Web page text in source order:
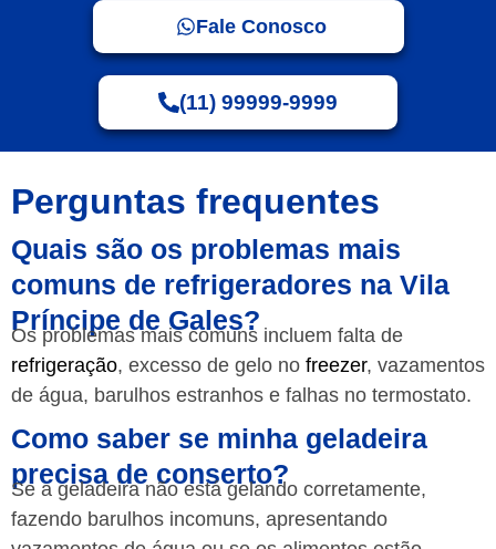
Fale Conosco
(11) 99999-9999
Perguntas frequentes
Quais são os problemas mais
comuns de refrigeradores na Vila
Príncipe de Gales?
Os problemas mais comuns incluem falta de
refrigeração, excesso de gelo no freezer, vazamentos
de água, barulhos estranhos e falhas no termostato.
Como saber se minha geladeira
precisa de conserto?
Se a geladeira não está gelando corretamente,
fazendo barulhos incomuns, apresentando